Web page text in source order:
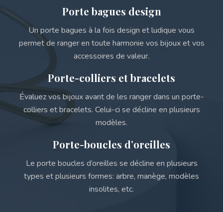
Porte bagues design
Un porte bagues à la fois design et ludique vous
permet de ranger en toute harmonie vos bijoux et vos
accessoires de valeur.
Porte-colliers et bracelets
Évaluez vos bijoux avant de les ranger dans un porte-
colliers et bracelets. Celui-ci se décline en plusieurs
modèles.
Porte-boucles d’oreilles
Le porte boucles d’oreilles se décline en plusieurs
types et plusieurs formes: arbre, manège, modèles
insolites, etc.